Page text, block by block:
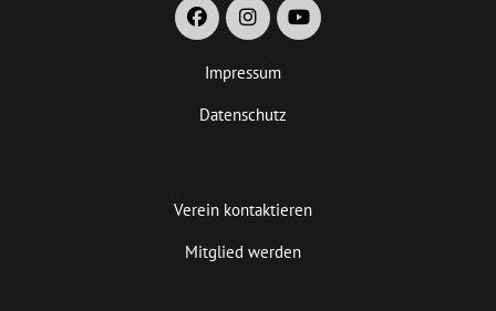
Impressum
Datenschutz
Verein kontaktieren
Mitglied werden